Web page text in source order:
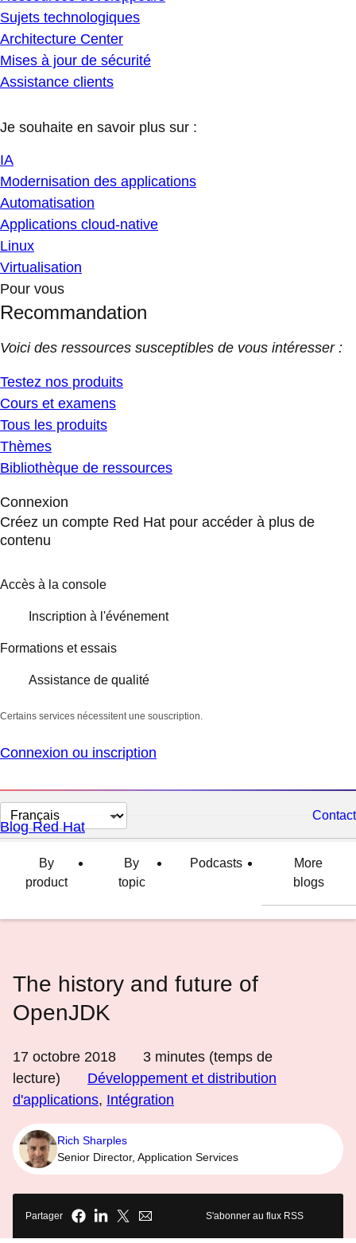
Sujets technologiques
Architecture Center
Mises à jour de sécurité
Assistance clients
Je souhaite en savoir plus sur :
IA
Modernisation des applications
Automatisation
Applications cloud-native
Linux
Virtualisation
Pour vous
Recommandation
Voici des ressources susceptibles de vous intéresser :
Testez nos produits
Cours et examens
Tous les produits
Thèmes
Bibliothèque de ressources
Connexion
Créez un compte Red Hat pour accéder à plus de
contenu
Accès à la console
Inscription à l'événement
Formations et essais
Assistance de qualité
Certains services nécessitent une souscription.
Connexion ou inscription
Changer
la
langue
Contact
Blog Red Hat
By
product
By
topic
Podcasts
More
blogs
The history and future of
OpenJDK
17 octobre 2018 3 minutes (temps de
lecture)
Développement et distribution
d'applications, Intégration
Rich Sharples
Senior Director, Application Services
Partager S'abonner au flux RSS